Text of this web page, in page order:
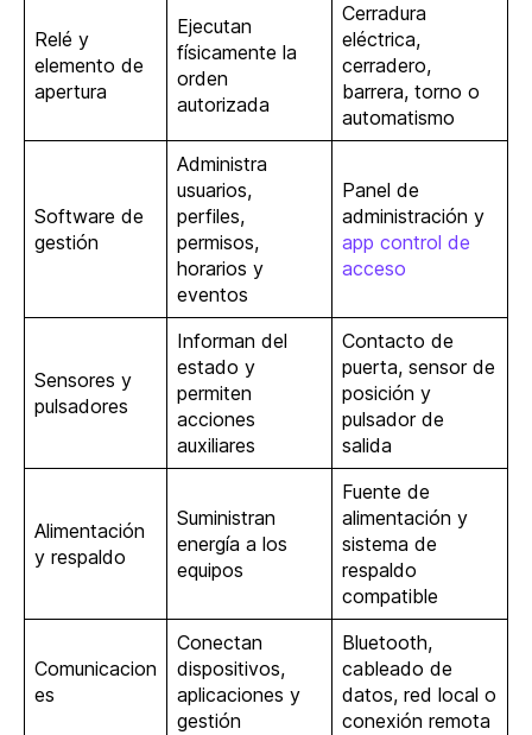
Relé y
elemento de
apertura
Ejecutan
físicamente la
orden
autorizada
Cerradura
eléctrica,
cerradero,
barrera, torno o
automatismo
Software de
gestión
Administra
usuarios,
perfiles,
permisos,
horarios y
eventos
Panel de
administración y
app control de
acceso
Sensores y
pulsadores
Informan del
estado y
permiten
acciones
auxiliares
Contacto de
puerta, sensor de
posición y
pulsador de
salida
Alimentación
y respaldo
Suministran
energía a los
equipos
Fuente de
alimentación y
sistema de
respaldo
compatible
Comunicacion
es
Conectan
dispositivos,
aplicaciones y
gestión
Bluetooth,
cableado de
datos, red local o
conexión remota